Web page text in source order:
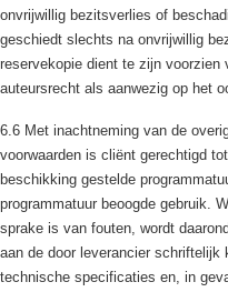
onvrijwillig bezitsverlies of
geschiedt slechts na onvrijwillig
reservekopie dient te zijn voorzien
auteursrecht als aanwezig op het
6.6 Met inachtneming van de
voorwaarden is cliënt gerechtigd
beschikking gestelde
programmatuur beoogde gebruik.
sprake is van fouten, wordt
aan de door leverancier schriftelijk
technische specificaties en, in